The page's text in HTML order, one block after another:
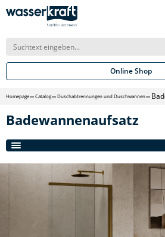
Online Shop
Homepage Catalog Duschabtrennungen und Duschwannen
Badewannenaufsatz